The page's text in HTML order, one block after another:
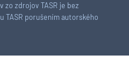
zo zdrojov TASR je bez
TASR porušením autorského